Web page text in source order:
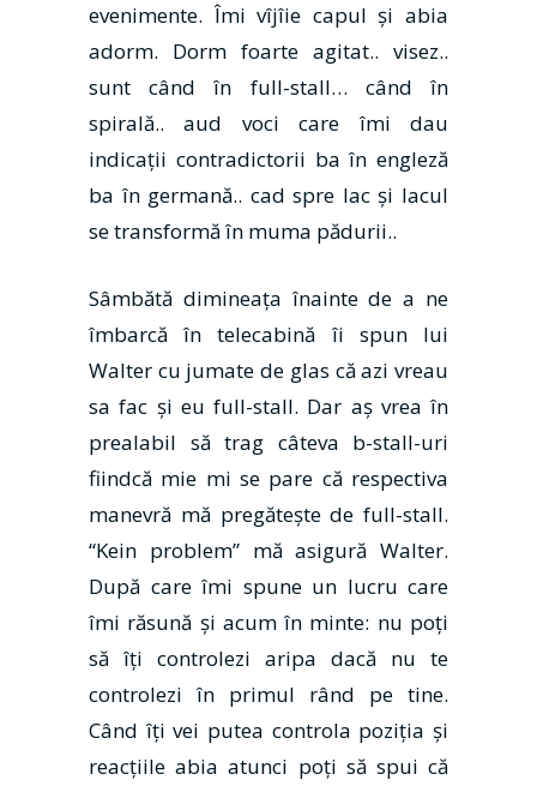
evenimente. Îmi vîjîie capul şi abia
adorm. Dorm foarte agitat.. visez..
sunt când în full-stall… când în
spirală.. aud voci care îmi dau
indicaţii contradictorii ba în engleză
ba în germană.. cad spre lac şi lacul
se transformă în muma pădurii..
Sâmbătă dimineaţa înainte de a ne
îmbarcă în telecabină îi spun lui
Walter cu jumate de glas că azi vreau
sa fac şi eu full-stall. Dar aş vrea în
prealabil să trag câteva b-stall-uri
fiindcă mie mi se pare că respectiva
manevră mă pregătește de full-stall.
“Kein problem” mă asigură Walter.
După care îmi spune un lucru care
îmi răsună şi acum în minte: nu poţi
să îţi controlezi aripa dacă nu te
controlezi în primul rând pe tine.
Când îţi vei putea controla poziţia şi
reacţiile abia atunci poţi să spui că